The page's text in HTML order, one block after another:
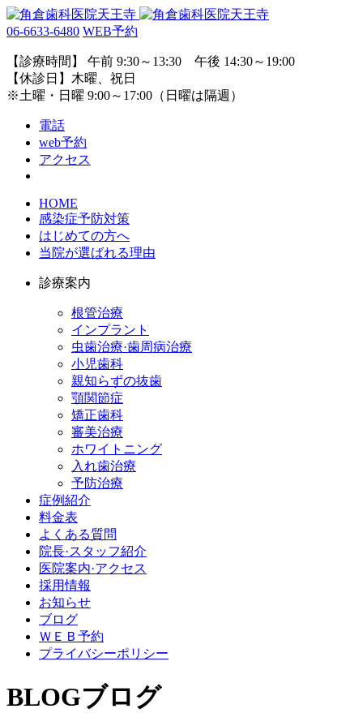
06-6633-6480 WEB予約
【診療時間】 午前 9:30～13:30 午後 14:30～19:00
【休診日】木曜、祝日
※土曜・日曜 9:00～17:00（日曜は隔週）
電話
web予約
アクセス
HOME
感染症予防対策
はじめての方へ
当院が選ばれる理由
診療案内
根管治療
インプラント
虫歯治療·歯周病治療
小児歯科
親知らずの抜歯
顎関節症
矯正歯科
審美治療
ホワイトニング
入れ歯治療
予防治療
症例紹介
料金表
よくある質問
院長·スタッフ紹介
医院案内·アクセス
採用情報
お知らせ
ブログ
ＷＥＢ予約
プライバシーポリシー
BLOGブログ